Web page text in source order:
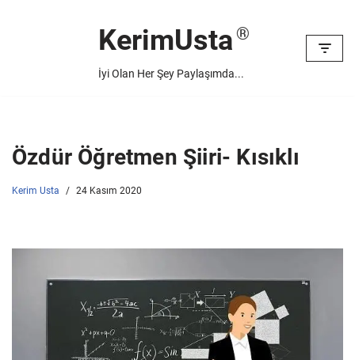
KerimUsta
İyi Olan Her Şey Paylaşımda...
Özdür Öğretmen Şiiri- Kısıklı
Kerim Usta 24 Kasım 2020